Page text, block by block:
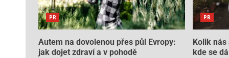
PR
Autem na dovolenou přes půl Evropy:
jak dojet zdraví a v pohodě
PR
Kolik nás
kde se